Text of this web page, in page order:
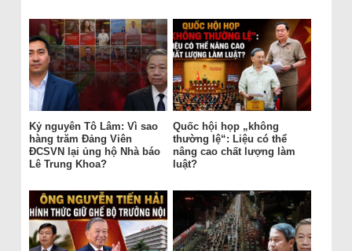
Kỷ nguyên Tô Lâm: Vì sao
hàng trăm Đảng Viên
ĐCSVN lại ủng hộ Nhà báo
Lê Trung Khoa?
Quốc hội họp „không
thường lệ“: Liệu có thể
nâng cao chất lượng làm
luật?